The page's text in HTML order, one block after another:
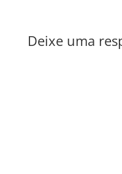
Deixe uma